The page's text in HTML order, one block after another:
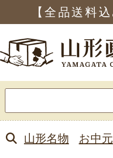
【全品送料
索:
山形名物 お中元